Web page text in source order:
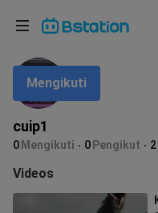
cuip1
0 Mengikuti 0 Pengikut 2
Mengikuti
Videos
Bahasa: Bahasa
Pilih bahasa
English
ภาษาไทย
Tiếng Việt